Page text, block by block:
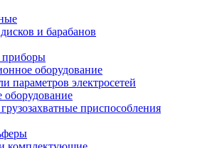
и барабанов
приборы
оборудование
параметров электросетей
оборудование
приспособления